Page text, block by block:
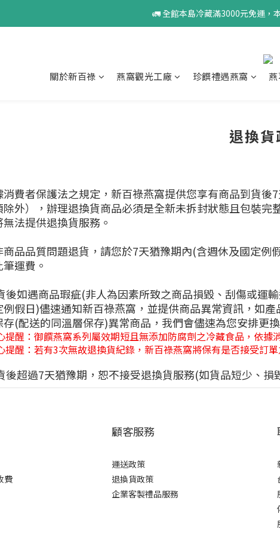
🚛 全館本島冷藏滿3000元免運，
關於新百祿 燕窩觀光工廠 珍饌禮遇燕窩
退換貨
消費者保護法之規定，新百祿燕窩提供您享有商品到貨
除外），辦理退換貨商品必須是全新未拆封狀態且包裝完
無法提供退換貨服務。
商品品質問題退貨，請您於7天猶豫期內(含週休及國定
運費。
後如遇商品瑕疵(非人為因素所致之商品損毀、刮傷或運
例假日)儘速通知新百祿燕窩，並提供商品異常資訊，如
存(配送的同溫層保存)異常商品，我們會儘速為您安排更
提醒：御饌燕窩系列屬效期短且無添加防腐劑之冷藏食品，依
提醒：若有3次無故退換貨紀錄，新百祿燕窩將保有是否接受訂單
後超過7天猶豫期，恕不接受退換貨服務(如貨品短少、
費
顧客服務
運送政策
退換貨政策
企業客製禮品服務